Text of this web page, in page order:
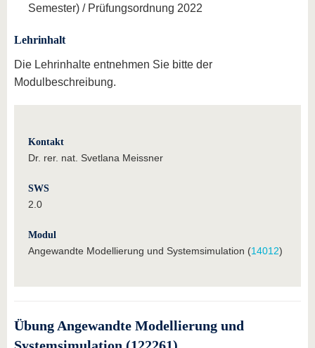
Semester) / Prüfungsordnung 2022
Lehrinhalt
Die Lehrinhalte entnehmen Sie bitte der
Modulbeschreibung.
Kontakt
Dr. rer. nat. Svetlana Meissner
SWS
2.0
Modul
Angewandte Modellierung und Systemsimulation (14012)
Übung Angewandte Modellierung und